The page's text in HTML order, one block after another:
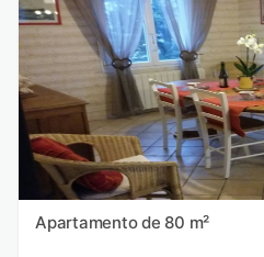
Apartamento de 80 m²